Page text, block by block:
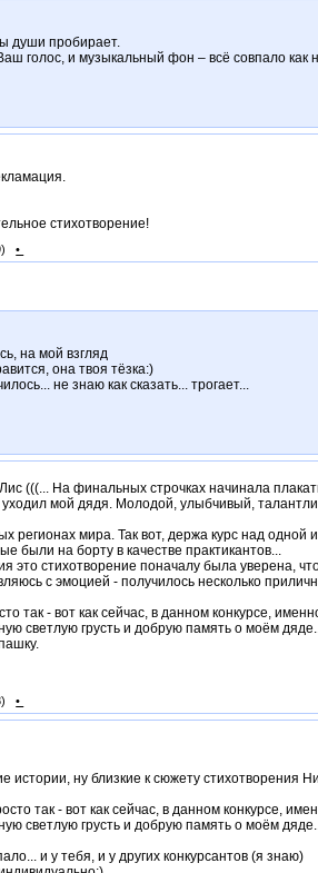
души пробирает.
голос, и музыкальный фон – всё совпало как
стихотворение!
•
на мой взгляд
она твоя тёзка:)
не знаю как сказать... трогает...
(((... На финальных строчках начинала
уходил мой дядя. Молодой, улыбчивый,
регионах мира. Так вот, держа курс над
были на борту в качестве практикантов...
это стихотворение поначалу была уверена,
с эмоцией - получилось несколько
так - вот как сейчас, в данном конкурсе,
светлую грусть и добрую память о моём дяде...
•
истории, ну близкие к сюжету стихотворения
так - вот как сейчас, в данном конкурсе,
светлую грусть и добрую память о моём дяде...
и у тебя, и у других конкурсантов (я знаю)